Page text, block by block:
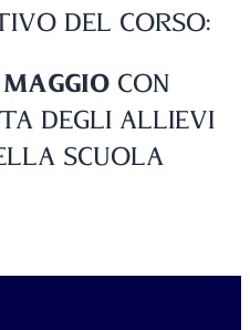
DEL CORSO:
MAGGIOCON
DEGLI ALLIEVI
SCUOLA